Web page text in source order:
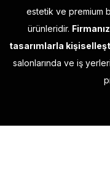
estetik ve premium
ürünleridir.
tasarımlarla
salonlarında ve iş